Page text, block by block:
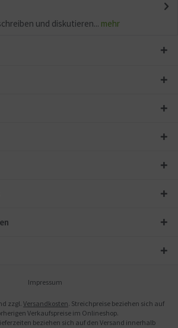
und diskutieren... mehr
Impressum
zzgl. Versandkosten. Streichpreise beziehen sich auf
Verkaufspreise im Onlineshop.
beziehen sich auf den Versand innerhalb